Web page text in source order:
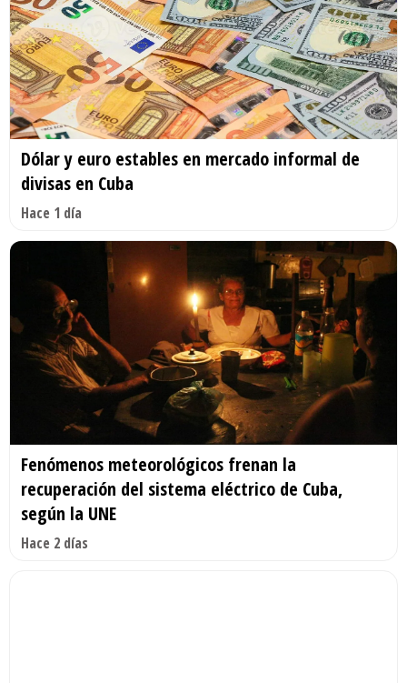
Dólar y euro estables en mercado informal de
divisas en Cuba
Hace 1 día
Fenómenos meteorológicos frenan la
recuperación del sistema eléctrico de Cuba,
según la UNE
Hace 2 días